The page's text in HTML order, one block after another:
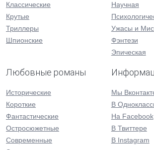
Классические
Крутые
Триллеры
Шпионские
Научная
Ужасы и
Фэнтези
Эпическая
Любовные романы
Исторические
Короткие
Фантастические
Остросюжетные
Современные
Мы
В
На Facebook
В Твиттере
В Instagram